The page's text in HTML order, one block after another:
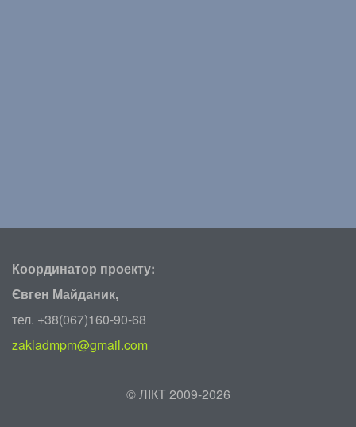
Координатор проекту:
Євген Майданик,
тел. +38(067)160-90-68
zakladmpm@gmail.com
©ЛІКТ 2009-2026